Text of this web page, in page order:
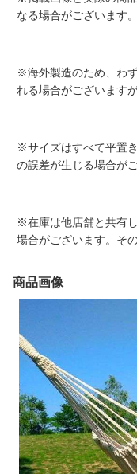
なる場合がございます。
※海外製造のため、わ
れる場合がございます
※サイズはすべて平置
の誤差が生じる場合が
※在庫は他店舗と共有
場合がございます。そ
商品画像